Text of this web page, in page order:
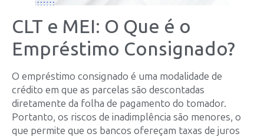
CLT e MEI: O Que é o
Empréstimo Consignado?
O empréstimo consignado é uma modalidade de
crédito em que as parcelas são descontadas
diretamente da folha de pagamento do tomador.
Portanto, os riscos de inadimplência são menores, o
que permite que os bancos ofereçam taxas de juros